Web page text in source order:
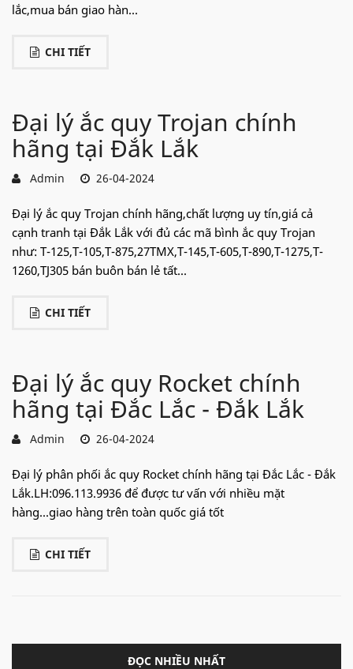
lắc,mua bán giao hàn...
CHI TIẾT
Đại lý ắc quy Trojan chính
hãng tại Đắk Lắk
Admin 26-04-2024
Đại lý ắc quy Trojan chính hãng,chất lượng uy tín,giá cả
cạnh tranh tại Đắk Lắk với đủ các mã bình ắc quy Trojan
như: T-125,T-105,T-875,27TMX,T-145,T-605,T-890,T-1275,T-
1260,TJ305 bán buôn bán lẻ tất...
CHI TIẾT
Đại lý ắc quy Rocket chính
hãng tại Đắc Lắc - Đắk Lắk
Admin 26-04-2024
Đại lý phân phối ắc quy Rocket chính hãng tại Đắc Lắc - Đắk
Lắk.LH:096.113.9936 để được tư vấn với nhiều mặt
hàng...giao hàng trên toàn quốc giá tốt
CHI TIẾT
ĐỌC NHIỀU NHẤT